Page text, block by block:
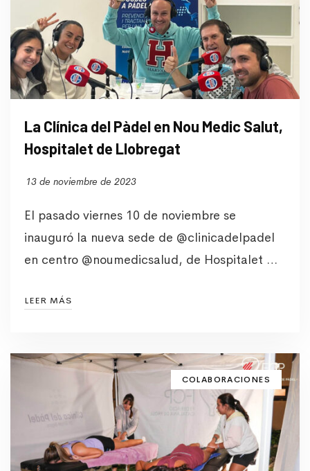
La Clínica del Pàdel en Nou Medic Salut,
Hospitalet de Llobregat
13 de noviembre de 2023
El pasado viernes 10 de noviembre se
inauguró la nueva sede de @clinicadelpadel
en centro @noumedicsalud, de Hospitalet …
LEER MÁS
COLABORACIONES